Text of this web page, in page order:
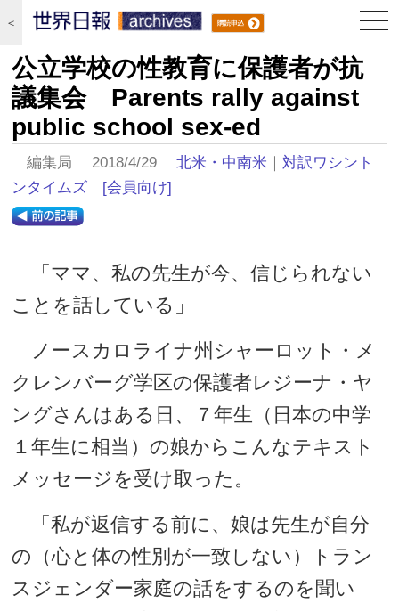
＜
公立学校の性教育に保護者が抗
議集会 Parents rally against
public school sex-ed
編集局 2018/4/29北米・中南米 ｜対訳ワシント
ンタイムズ
[会員向け]
「ママ、私の先生が今、信じられない
ことを話している」
ノースカロライナ州シャーロット・メ
クレンバーグ学区の保護者レジーナ・ヤ
ングさんはある日、７年生（日本の中学
１年生に相当）の娘からこんなテキスト
メッセージを受け取った。
「私が返信する前に、娘は先生が自分
の（心と体の性別が一致しない）トラン
スジェンダー家庭の話をするのを聞い